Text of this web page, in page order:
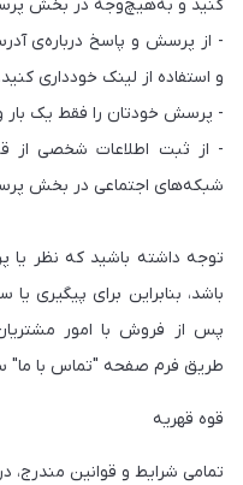
کنید و به‌هیچ‌وجه در بخش
- از پرسش و پاسخ درباره‌ی
و استفاده از لینک خودداری کنید.
- پرسش خودتان را فقط یک بار
- از ثبت اطلاعات شخصی از
شبکه‌های اجتماعی در بخش
توجه داشته باشید که نظر یا
باشد، بنابراین برای پیگیری
پس از فروش با امور
طریق فرم صفحه "تماس با ما"
قوه قهریه
تمامی شرایط و قوانین مندرج،